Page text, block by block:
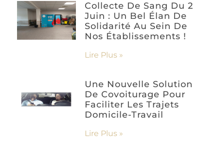
Collecte De Sang Du 2
Juin : Un Bel Élan De
Solidarité Au Sein De
Nos Établissements !
Lire Plus »
Une Nouvelle Solution
De Covoiturage Pour
Faciliter Les Trajets
Domicile-Travail
Lire Plus »